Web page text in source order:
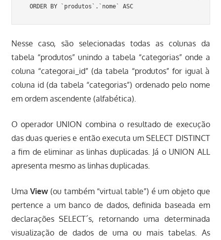
Nesse caso, são selecionadas todas as colunas da
tabela “produtos” unindo a tabela “categorias” onde a
coluna “categorai_id” (da tabela “produtos” for igual à
coluna id (da tabela “categorias”) ordenado pelo nome
em ordem ascendente (alfabética).
O operador UNION combina o resultado de execução
das duas queries e então executa um SELECT DISTINCT
a fim de eliminar as linhas duplicadas. Já o UNION ALL
apresenta mesmo as linhas duplicadas.
UmaView(ou também “virtual table”) é um objeto que
pertence a um banco de dados, definida baseada em
declarações SELECT´s, retornando uma determinada
visualização de dados de uma ou mais tabelas. As